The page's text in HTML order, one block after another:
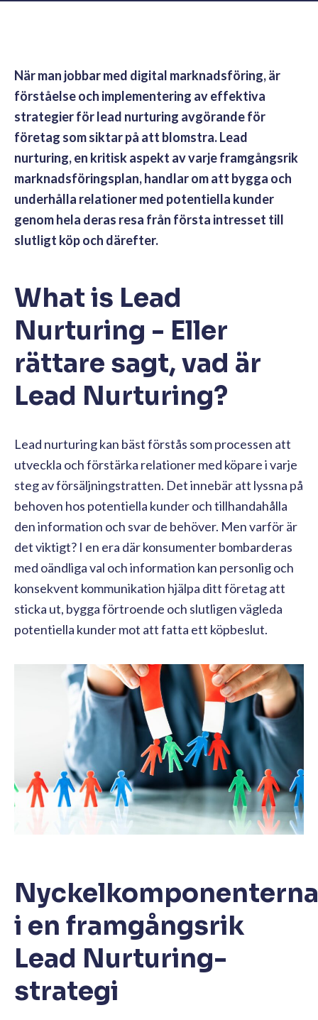
När man jobbar med digital marknadsföring, är
förståelse och implementering av effektiva
strategier för lead nurturing avgörande för
företag som siktar på att blomstra. Lead
nurturing, en kritisk aspekt av varje framgångsrik
marknadsföringsplan, handlar om att bygga och
underhålla relationer med potentiella kunder
genom hela deras resa från första intresset till
slutligt köp och därefter.
What is Lead
Nurturing - Eller
rättare sagt, vad är
Lead Nurturing?
Lead nurturing kan bäst förstås som processen att
utveckla och förstärka relationer med köpare i varje
steg av försäljningstratten. Det innebär att lyssna på
behoven hos potentiella kunder och tillhandahålla
den information och svar de behöver. Men varför är
det viktigt? I en era där konsumenter bombarderas
med oändliga val och information kan personlig och
konsekvent kommunikation hjälpa ditt företag att
sticka ut, bygga förtroende och slutligen vägleda
potentiella kunder mot att fatta ett köpbeslut.
Nyckelkomponenterna
i en framgångsrik
Lead Nurturing-
strategi